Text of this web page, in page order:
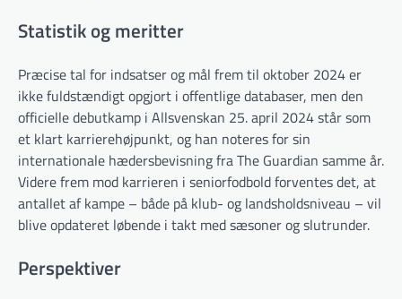
Statistik og meritter
Præcise tal for indsatser og mål frem til oktober 2024 er
ikke fuldstændigt opgjort i offentlige databaser, men den
officielle debutkamp i Allsvenskan 25. april 2024 står som
et klart karrierehøjpunkt, og han noteres for sin
internationale hædersbevisning fra The Guardian samme år.
Videre frem mod karrieren i seniorfodbold forventes det, at
antallet af kampe – både på klub- og landsholdsniveau – vil
blive opdateret løbende i takt med sæsoner og slutrunder.
Perspektiver